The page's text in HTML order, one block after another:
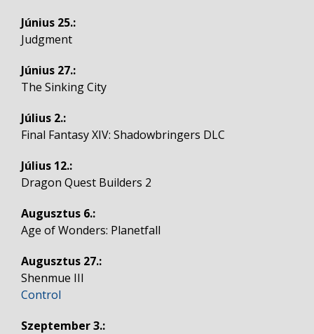
Június 25.:
Judgment
Június 27.:
The Sinking City
Július 2.:
Final Fantasy XIV: Shadowbringers DLC
Július 12.:
Dragon Quest Builders 2
Augusztus 6.:
Age of Wonders: Planetfall
Augusztus 27.:
Shenmue III
Control
Szeptember 3.: